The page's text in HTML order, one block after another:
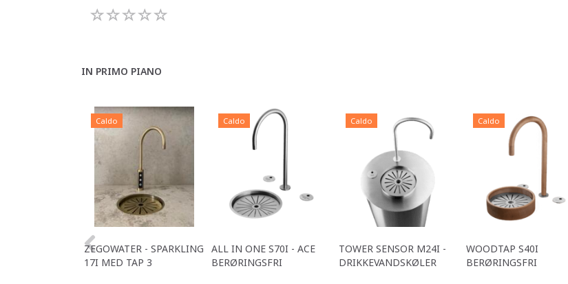
IN PRIMO PIANO
Caldo
ZEGOWATER - SPARKLING
17I MED TAP 3
Caldo
ALL IN ONE S70I - ACE
BERØRINGSFRI
Caldo
TOWER SENSOR M24I -
DRIKKEVANDSKØLER
Caldo
WOODTAP S40I
BERØRINGSFRI